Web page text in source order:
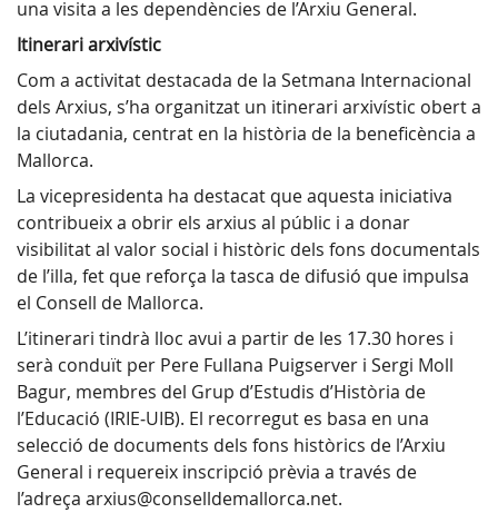
una visita a les dependències de l’Arxiu General.
Itinerari arxivístic
Com a activitat destacada de la Setmana Internacional
dels Arxius, s’ha organitzat un itinerari arxivístic obert a
la ciutadania, centrat en la història de la beneficència a
Mallorca.
La vicepresidenta ha destacat que aquesta iniciativa
contribueix a obrir els arxius al públic i a donar
visibilitat al valor social i històric dels fons documentals
de l’illa, fet que reforça la tasca de difusió que impulsa
el Consell de Mallorca.
L’itinerari tindrà lloc avui a partir de les 17.30 hores i
serà conduït per Pere Fullana Puigserver i Sergi Moll
Bagur, membres del Grup d’Estudis d’Història de
l’Educació (IRIE‑UIB). El recorregut es basa en una
selecció de documents dels fons històrics de l’Arxiu
General i requereix inscripció prèvia a través de
l’adreça arxius@conselldemallorca.net.